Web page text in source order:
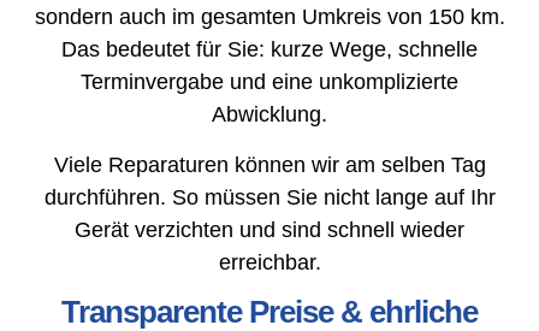
sondern auch im gesamten Umkreis von 150 km.
Das bedeutet für Sie: kurze Wege, schnelle
Terminvergabe und eine unkomplizierte
Abwicklung.
Viele Reparaturen können wir am selben Tag
durchführen. So müssen Sie nicht lange auf Ihr
Gerät verzichten und sind schnell wieder
erreichbar.
Transparente Preise & ehrliche